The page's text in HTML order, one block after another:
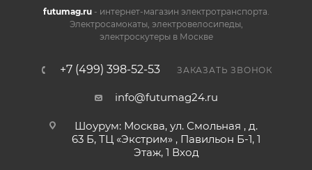
futumag.ru- интернет-магазин электротранспорта.
Электросамокаты, электровелосипеды,
электроскутеры в Москве
+7 (499) 398-52-53 ЗАКАЗАТЬ ЗВОНОК
info@futumag24.ru
Шоурум: Москва, ул. Смольная , д.
63 Б, ТЦ «Экстрим» , Павильон Б-1, 1
Этаж, 1 Вход